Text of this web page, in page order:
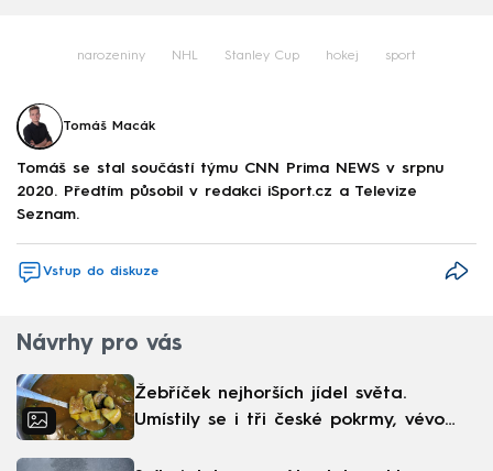
narozeniny NHL Stanley Cup hokej sport
Tomáš Macák
Tomáš se stal součástí týmu CNN Prima NEWS v srpnu
2020. Předtím působil v redakci iSport.cz a Televize
Seznam.
Vstup do diskuze
Návrhy pro vás
Žebříček nejhorších jídel světa.
Umístily se i tři české pokrmy, vévodí